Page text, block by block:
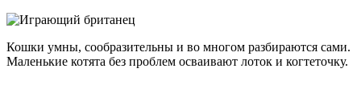
Кошки умны, сообразительны и во многом разбираются сами.
Маленькие котята без проблем осваивают лоток и когтеточку.